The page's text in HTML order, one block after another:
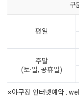
구
평일
주말
(토·일, 공휴일)
※야구장 인터넷예약 :